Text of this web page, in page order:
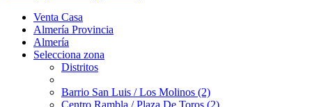
Venta Casa
Almería Provincia
Almería
Selecciona zona
Distritos
Barrio San Luis / Los Molinos (2)
Centro Rambla / Plaza De Toros (2)